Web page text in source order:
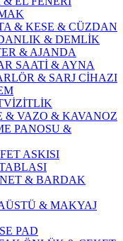
& KESE & CÜZDAN
& DEMLİK
& AJANDA
SAATİ & AYNA
& SARJ CİHAZI
& VAZO & KAVANOZ
PANOSU &
ASKISI
& BARDAK
& MAKYAJ
PAD